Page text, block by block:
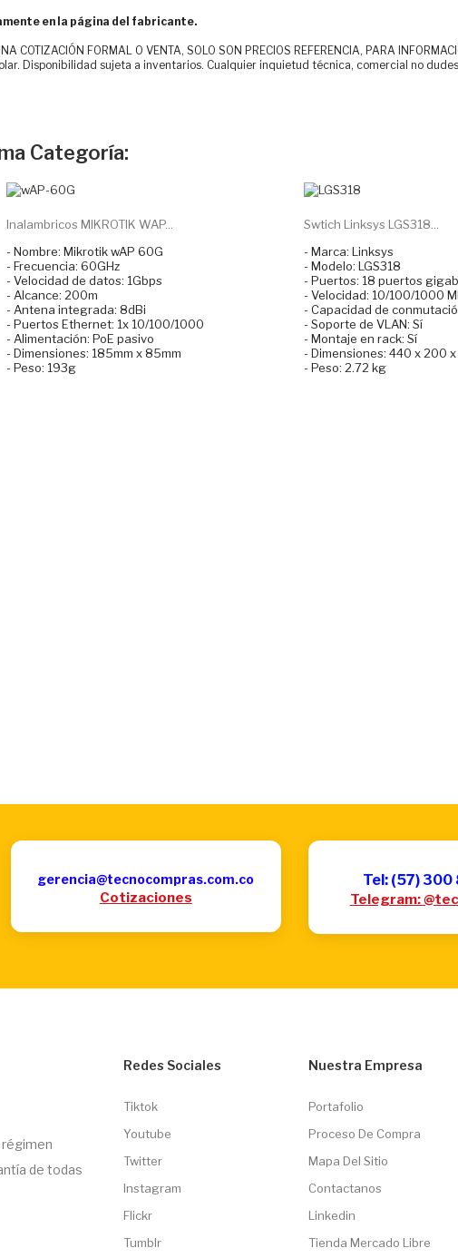
en la página del fabricante.
COTIZACIÓN FORMAL O VENTA, SOLO SON PRECIOS REFERENCIA, PARA
Disponibilidad sujeta a inventarios. Cualquier inquietud técnica, comercial no
Categoría:
Inalambricos MIKROTIK WAP...
- Nombre: Mikrotik wAP 60G
- Frecuencia: 60GHz
- Velocidad de datos: 1Gbps
- Alcance: 200m
- Antena integrada: 8dBi
- Puertos Ethernet: 1x 10/100/1000
- Alimentación: PoE pasivo
- Dimensiones: 185mm x 85mm
- Peso: 193g
Swtich Linksys LGS318...
- Marca: Linksys
- Modelo: LGS318
- Puertos: 18 puertos
- Velocidad: 10/100/1000
- Capacidad de
- Soporte de VLAN: Sí
- Montaje en rack: Sí
- Dimensiones: 440 x 200 x
- Peso: 2.72 kg
gerencia@tecnocompras.com.co
Cotizaciones
Tel: (57)
Telegram:
de todas
Redes Sociales
Tiktok
Youtube
Twitter
Instagram
Flickr
Tumblr
Nuestra Empresa
Portafolio
Proceso De Compra
Mapa Del Sitio
Contactanos
Linkedin
Tienda Mercado Libre